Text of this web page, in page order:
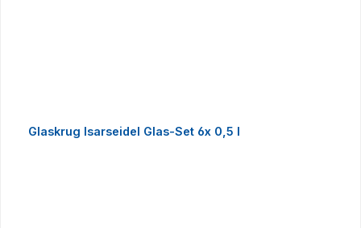
Glaskrug Isarseidel Glas-Set 6x 0,5 l